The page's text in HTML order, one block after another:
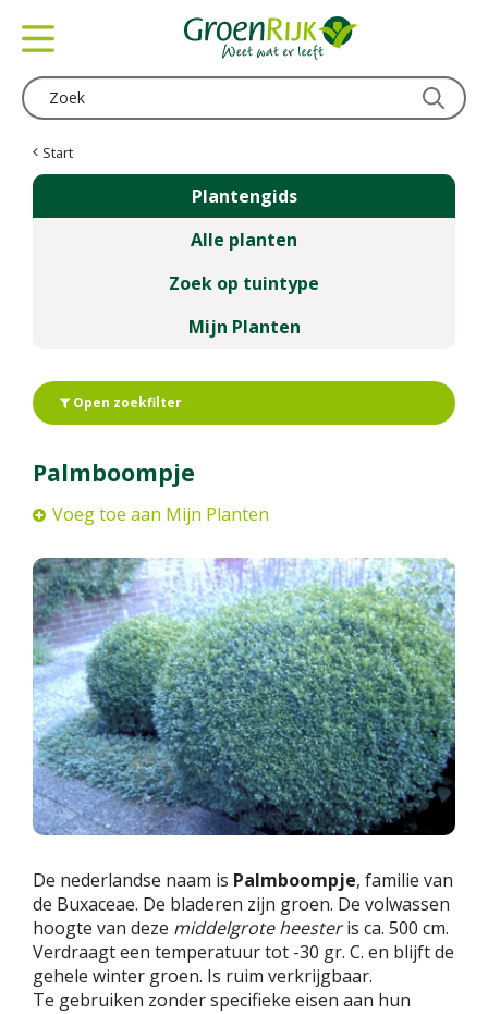
Start
Plantengids
Alle planten
Zoek op tuintype
Mijn Planten
Open zoekfilter
Palmboompje
Voeg toe aan Mijn Planten
De nederlandse naam is Palmboompje, familie van
de Buxaceae. De bladeren zijn groen. De volwassen
hoogte van deze middelgrote heesteris ca. 500 cm.
Verdraagt een temperatuur tot -30 gr. C. en blijft de
gehele winter groen. Is ruim verkrijgbaar.
Te gebruiken zonder specifieke eisen aan hun